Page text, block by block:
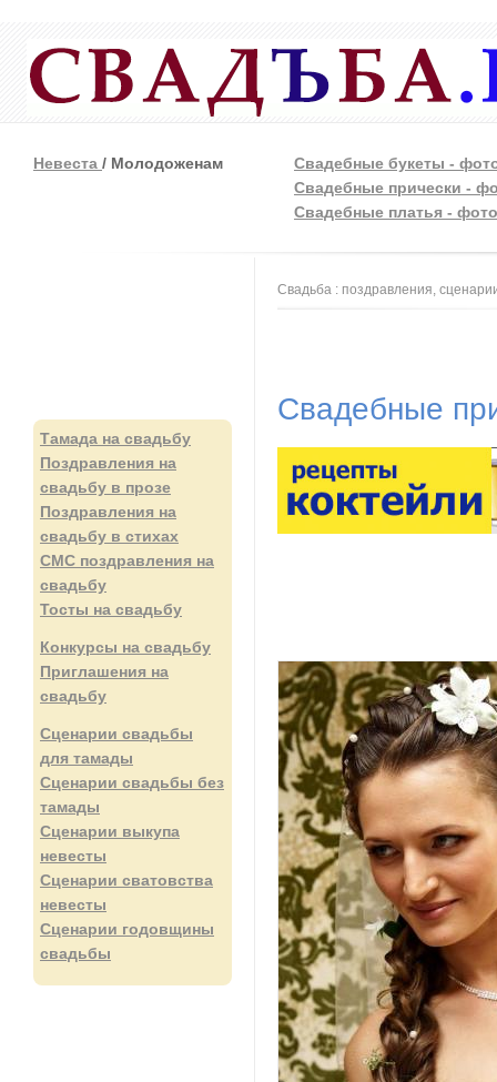
Невеста / Молодоженам
Свадебные букеты -
Свадебные прически -
Свадебные платья - фото
Тамада на свадьбу
Поздравления на
свадьбу в прозе
Поздравления на
свадьбу в стихах
СМС поздравления на
свадьбу
Тосты на свадьбу
Конкурсы на свадьбу
Приглашения на
свадьбу
Сценарии свадьбы
для тамады
Сценарии свадьбы без
тамады
Сценарии выкупа
невесты
Сценарии сватовства
невесты
Сценарии годовщины
свадьбы
Вы здесь
Свадьба : поздравления,
Свадебные